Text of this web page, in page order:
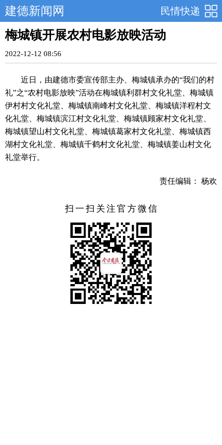
民情快递
建德新闻网
梅城镇开展农村电影放映活动
2022-12-12 08:56
近日，由建德市委宣传部主办、梅城镇承办的“我们的村
礼”之“农村电影放映”活动在梅城镇利群村文化礼堂、梅城镇
伊村村文化礼堂、梅城镇南峰村文化礼堂、梅城镇洋程村文
化礼堂、梅城镇滨江村文化礼堂、梅城镇顾家村文化礼堂、
梅城镇望山村文化礼堂、梅城镇葛家村文化礼堂、梅城镇西
湖村文化礼堂、梅城镇千鹤村文化礼堂、梅城镇姜山村文化
礼堂举行。
责任编辑： 杨欢
扫一扫关注官方微信